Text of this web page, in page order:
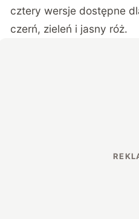
cztery wersje dostępne
czerń, zieleń i jasny róż.